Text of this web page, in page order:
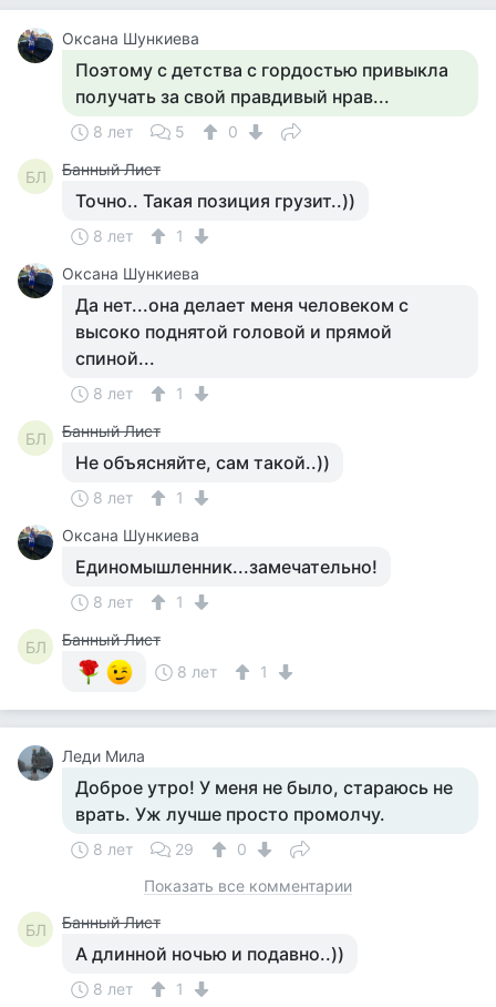
Оксана Шункиева
Поэтому с детства с гордостью привыкла
получать за свой правдивый нрав...
8 лет 5 0
БЛ Банный Лист
Точно.. Такая позиция грузит..))
8 лет
1
Оксана Шункиева
Да нет...она делает меня человеком с
высоко поднятой головой и прямой
спиной...
8 лет 1
БЛ Банный Лист
Не объясняйте, сам такой..))
8 лет
1
Оксана Шункиева
Единомышленник...замечательно!
8 лет 1
БЛ
Банный Лист
8 лет
1
Леди Мила
Доброе утро! У меня не было, стараюсь не
врать. Уж лучше просто промолчу.
8 лет 29
0
Показать все комментарии
БЛ Банный Лист
А длинной ночью и подавно..))
8 лет
1